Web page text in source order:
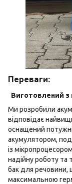
Переваги:
Виготовлений з
Ми розробили
відповідає
оснащений
акумулятором,
із
надійну роботу та
бак для речовини,
максимальною